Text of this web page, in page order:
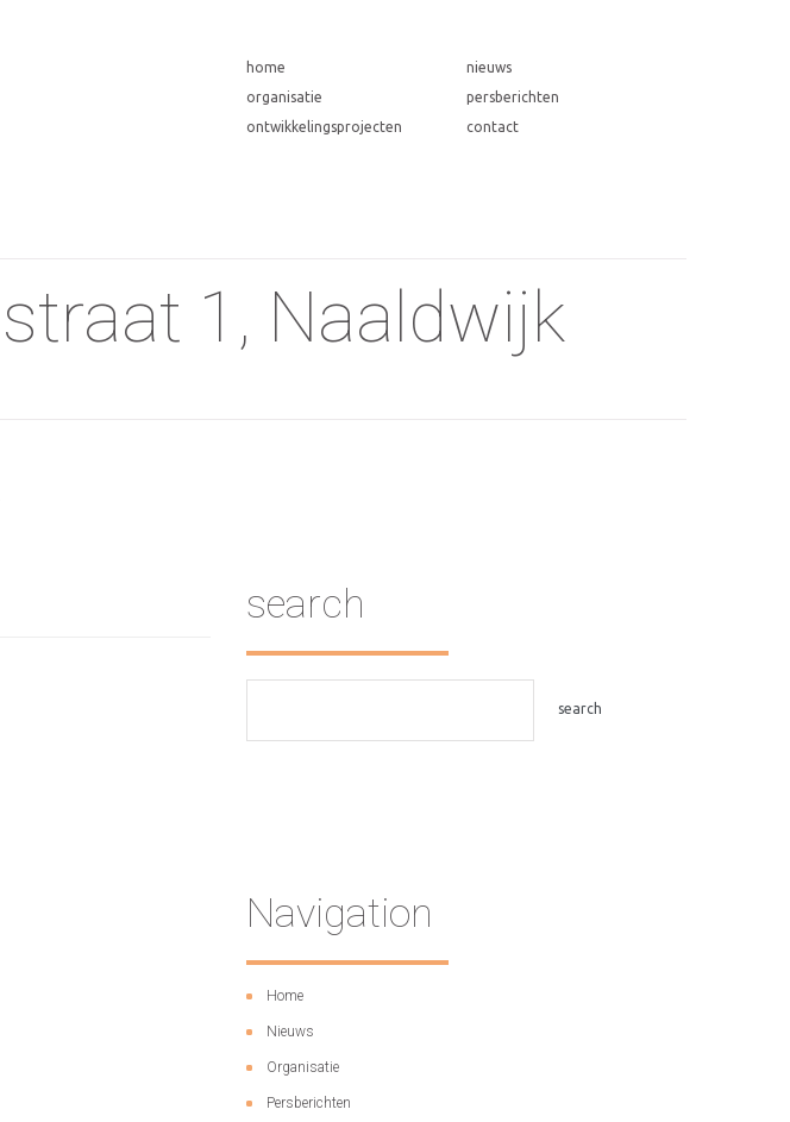
home
nieuws
organisatie
persberichten
ontwikkelingsprojecten
contact
1, Naaldwijk
search
Navigation
Home
Nieuws
Organisatie
Persberichten